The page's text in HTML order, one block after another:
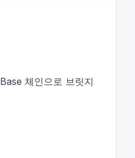
Base 체인으로 브릿지